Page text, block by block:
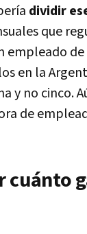
dividir
que
empleado de
en la
y no cinco.
de
cuánto